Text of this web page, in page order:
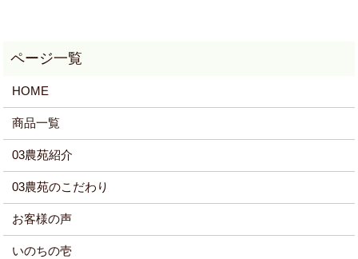
HOME
商品一覧
03農苑紹介
03農苑のこだわり
お客様の声
いのちの壱